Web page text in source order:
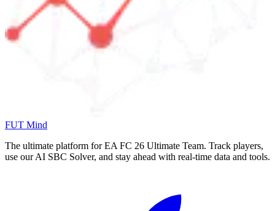
FUT Mind
The ultimate platform for EA FC 26 Ultimate Team. Track players,
use our AI SBC Solver, and stay ahead with real-time data and tools.